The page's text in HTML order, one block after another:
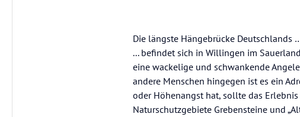
Die längste Hängebrücke Deutschlands
... befindet sich in Willingen im
eine wackelige und schwankende
andere Menschen hingegen ist es ein
oder Höhenangst hat, sollte das
Naturschutzgebiete Grebensteine und